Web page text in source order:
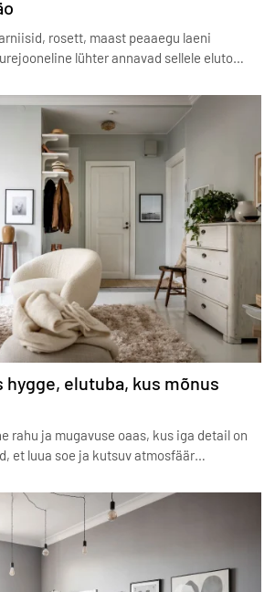
rosett, maast peaaegu laeni
lühter annavad sellele eluto…
elutuba, kus mõnus
rahu ja mugavuse oaas, kus iga detail on
et luua soe ja kutsuv atmosfäär…